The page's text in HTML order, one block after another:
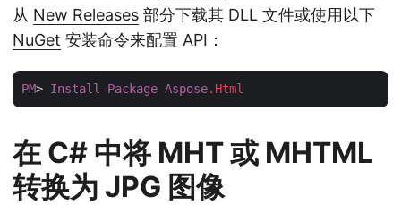
从 New Releases 部分下载其 DLL 文件或使用以下
NuGet 安装命令来配置 API：
PM> Install-Package Aspose.Html
在 C# 中将 MHT 或 MHTML
转换为 JPG 图像